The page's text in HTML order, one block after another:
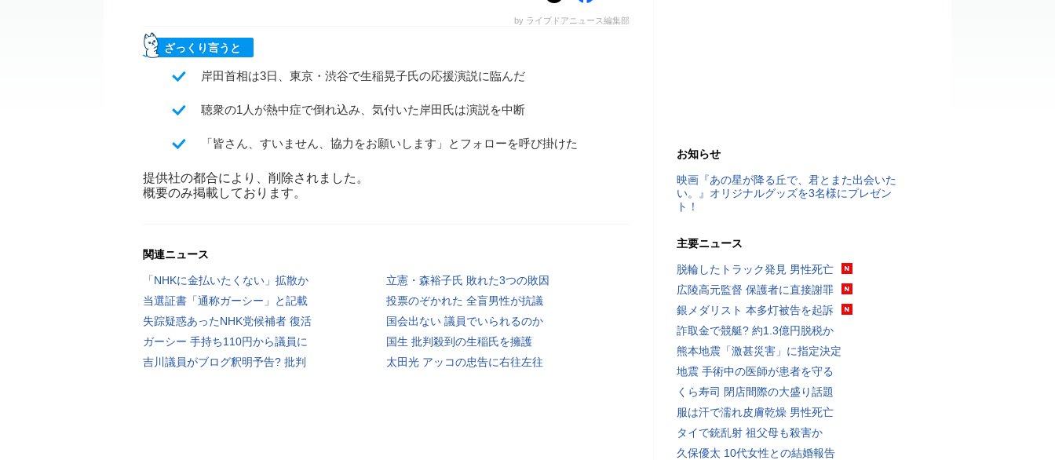
by ライブドアニュース編集部
ざっくり言うと
岸田首相は3日、東京・渋谷で生稲晃子氏の応援演説に臨んだ
聴衆の1人が熱中症で倒れ込み、気付いた岸田氏は演説を中断
「皆さん、すいません、協力をお願いします」とフォローを呼び掛けた
提供社の都合により、削除されました。
概要のみ掲載しております。
関連ニュース
「NHKに金払いたくない」拡散か
立憲・森裕子氏 敗れた3つの敗因
当選証書「通称ガーシー」と記載
投票のぞかれた 全盲男性が抗議
失踪疑惑あったNHK党候補者 復活
国会出ない 議員でいられるのか
ガーシー 手持ち110円から議員に
国生 批判殺到の生稲氏を擁護
吉川議員がブログ釈明予告? 批判
太田光 アッコの忠告に右往左往
お知らせ
映画『あの星が降る丘で、君とまた出会いた
い。』オリジナルグッズを3名様にプレゼン
ト！
主要ニュース
脱輪したトラック発見 男性死亡
広陵高元監督 保護者に直接謝罪
銀メダリスト 本多灯被告を起訴
詐取金で競艇? 約1.3億円脱税か
熊本地震「激甚災害」に指定決定
地震 手術中の医師が患者を守る
くら寿司 閉店間際の大盛り話題
服は汗で濡れ皮膚乾燥 男性死亡
タイで銃乱射 祖父母も殺害か
久保優太 10代女性との結婚報告